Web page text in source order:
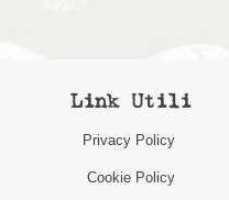
Link Utili
Privacy Policy
Cookie Policy